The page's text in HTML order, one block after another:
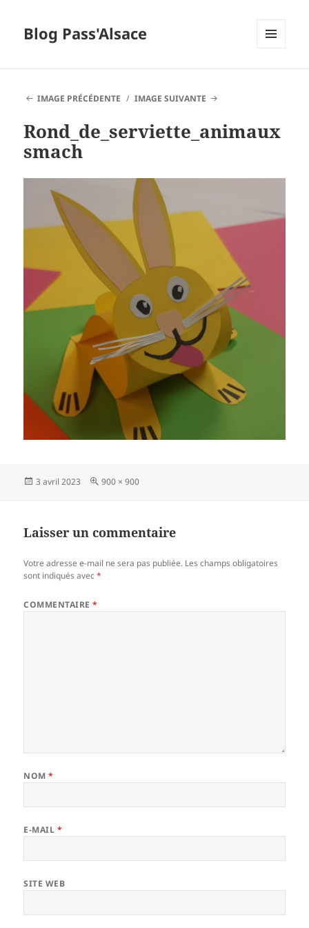
Blog Pass'Alsace
IMAGE PRÉCÉDENTE
IMAGE SUIVANTE
Rond_de_serviette_animaux
smach
Publié
3 avril 2023
Taille
900 × 900
Laisser un commentaire
Votre adresse e-mail ne sera pas publiée. Les champs obligatoires
sont indiqués avec*
COMMENTAIRE*
NOM*
E-MAIL *
SITE WEB